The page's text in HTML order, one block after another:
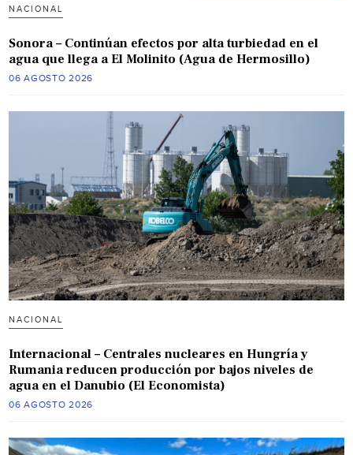
NACIONAL
Sonora – Continúan efectos por alta turbiedad en el
agua que llega a El Molinito (Agua de Hermosillo)
06 AGOSTO 2026
NACIONAL
Internacional – Centrales nucleares en Hungría y
Rumania reducen producción por bajos niveles de
agua en el Danubio (El Economista)
06 AGOSTO 2026